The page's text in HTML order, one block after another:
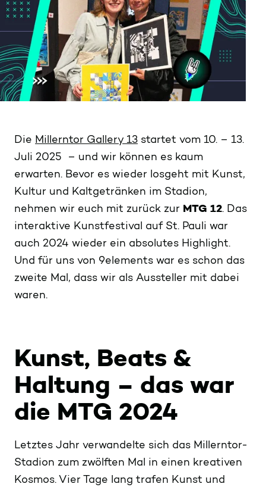
Die Millerntor Gallery 13 startet vom 10. – 13.
Juli 2025 – und wir können es kaum
erwarten. Bevor es wieder losgeht mit Kunst,
Kultur und Kaltgetränken im Stadion,
nehmen wir euch mit zurück zur MTG 12. Das
interaktive Kunstfestival auf St. Pauli war
auch 2024 wieder ein absolutes Highlight.
Und für uns von 9elements war es schon das
zweite Mal, dass wir als Aussteller mit dabei
waren.
Kunst, Beats &
Haltung – das war
die MTG 2024
Letztes Jahr verwandelte sich das Millerntor-
Stadion zum zwölften Mal in einen kreativen
Kosmos. Vier Tage lang trafen Kunst und